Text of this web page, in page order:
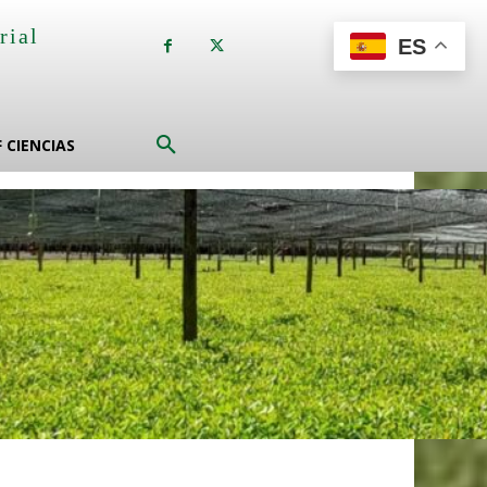
CIENCIAS
ES